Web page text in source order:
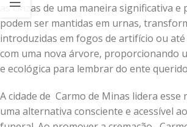
as cinzas de uma maneira significativa e
podem ser mantidas em urnas,
introduzidas em fogos de artifício ou
com uma nova árvore, proporcionando
e ecológica para lembrar do ente
A cidade de Carmo de Minas lidera esse
uma alternativa consciente e acessível